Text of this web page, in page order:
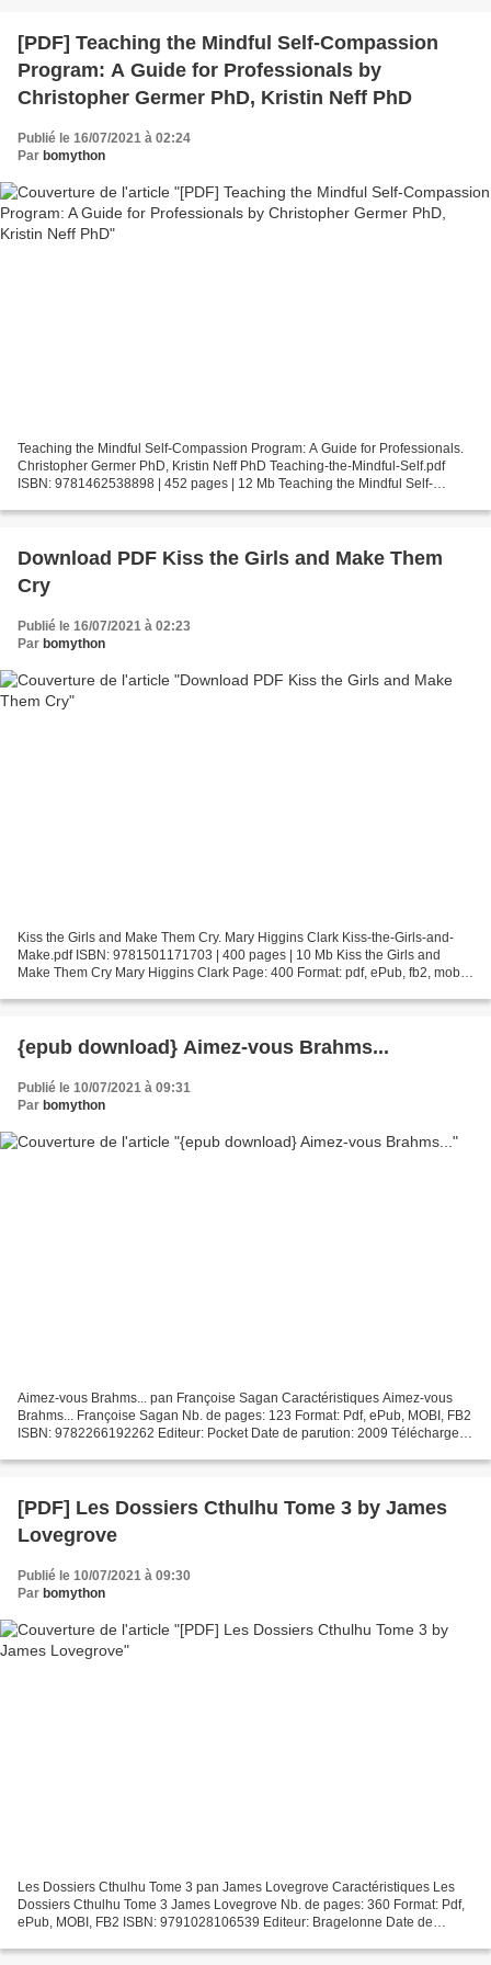
[PDF] Teaching the Mindful Self-Compassion
Program: A Guide for Professionals by
Christopher Germer PhD, Kristin Neff PhD
Publié le 16/07/2021 à 02:24
Par bomython
Teaching the Mindful Self-Compassion Program: A Guide for Professionals.
Christopher Germer PhD, Kristin Neff PhD Teaching-the-Mindful-Self.pdf
ISBN: 9781462538898 | 452 pages | 12 Mb Teaching the Mindful Self-
Download PDF Kiss the Girls and Make Them
Cry
Publié le 16/07/2021 à 02:23
Par bomython
Kiss the Girls and Make Them Cry. Mary Higgins Clark Kiss-the-Girls-and-
Make.pdf ISBN: 9781501171703 | 400 pages | 10 Mb Kiss the Girls and
Make Them Cry Mary Higgins Clark Page: 400 Format: pdf, ePub, fb2, mobi
{epub download} Aimez-vous Brahms...
Publié le 10/07/2021 à 09:31
Par bomython
Aimez-vous Brahms... pan Françoise Sagan Caractéristiques Aimez-vous
Brahms... Françoise Sagan Nb. de pages: 123 Format: Pdf, ePub, MOBI, FB2
ISBN: 9782266192262 Editeur: Pocket Date de parution: 2009 Télécharger
[PDF] Les Dossiers Cthulhu Tome 3 by James
Lovegrove
Publié le 10/07/2021 à 09:30
Par bomython
Les Dossiers Cthulhu Tome 3 pan James Lovegrove Caractéristiques Les
Dossiers Cthulhu Tome 3 James Lovegrove Nb. de pages: 360 Format: Pdf,
ePub, MOBI, FB2 ISBN: 9791028106539 Editeur: Bragelonne Date de